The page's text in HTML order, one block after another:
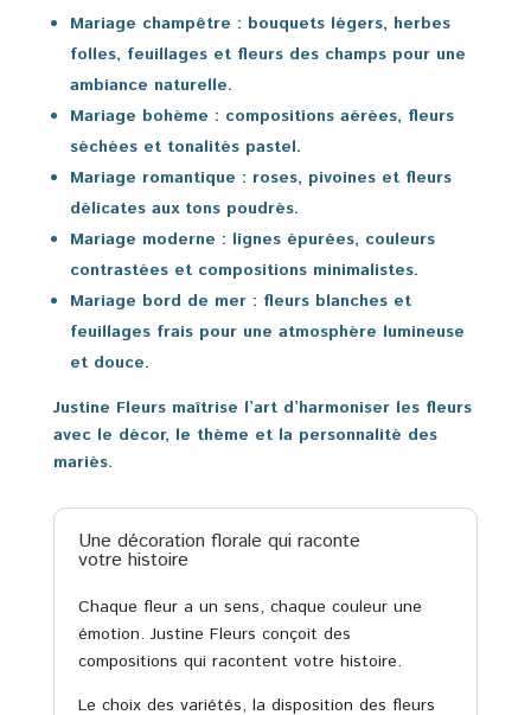
Mariage champêtre : bouquets légers, herbes
folles, feuillages et fleurs des champs pour une
ambiance naturelle.
Mariage bohème : compositions aérées, fleurs
séchées et tonalités pastel.
Mariage romantique : roses, pivoines et fleurs
délicates aux tons poudrés.
Mariage moderne : lignes épurées, couleurs
contrastées et compositions minimalistes.
Mariage bord de mer: fleurs blanches et
feuillages frais pour une atmosphère lumineuse
et douce.
Justine Fleurs maîtrise l’art d’harmoniser les fleurs
avec le décor, le thème et la personnalité des
mariés.
Une décoration florale qui raconte
votre histoire
Chaque fleur a un sens, chaque couleur une
émotion. Justine Fleurs conçoit des
compositions qui racontent votre histoire.
Le choix des variétés, la disposition des fleurs